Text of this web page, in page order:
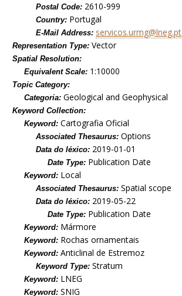
Postal Code: 2610-999
Country: Portugal
E-Mail Address: servicos.urmg@lneg.pt
Representation Type:Vector
Spatial Resolution:
Equivalent Scale: 1:10000
Topic Category:
Categoria:Geological and Geophysical
Keyword Collection:
Keyword:Cartografia Oficial
Associated Thesaurus:Options
Data do léxico: 2019-01-01
Date Type: Publication Date
Keyword: Local
Associated Thesaurus:Spatial scope
Data do léxico: 2019-05-22
Date Type: Publication Date
Keyword: Mármore
Keyword: Rochas ornamentais
Keyword:Anticlinal de Estremoz
Keyword Type:Stratum
Keyword: LNEG
Keyword:SNIG